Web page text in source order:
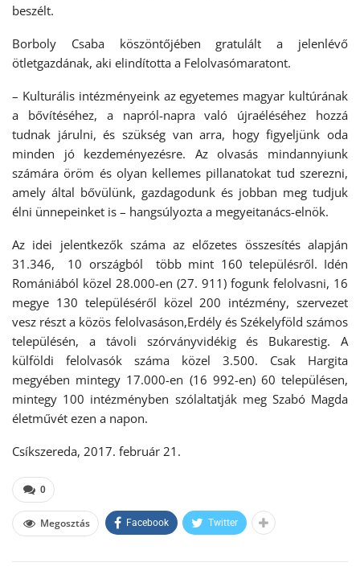
beszélt.
Borboly Csaba köszöntőjében gratulált a jelenlévő
ötletgazdának, aki elindította a Felolvasómaratont.
– Kulturális intézményeink az egyetemes magyar kultúrának
a bővítéséhez, a napról-napra való újraéléséhez hozzá
tudnak járulni, és szükség van arra, hogy figyeljünk oda
minden jó kezdeményezésre. Az olvasás mindannyiunk
számára öröm és olyan kellemes pillanatokat tud szerezni,
amely által bővülünk, gazdagodunk és jobban meg tudjuk
élni ünnepeinket is – hangsúlyozta a megyeitanács-elnök.
Az idei jelentkezők száma az előzetes összesítés alapján
31.346, 10 országból több mint 160 településről. Idén
Romániából közel 28.000-en (27. 911) fogunk felolvasni, 16
megye 130 településéről közel 200 intézmény, szervezet
vesz részt a közös felolvasáson,Erdély és Székelyföld számos
településén, a távoli szórványvidékig és Bukarestig. A
külföldi felolvasók száma közel 3.500. Csak Hargita
megyében mintegy 17.000-en (16 992-en) 60 településen,
mintegy 100 intézményben szólaltatják meg Szabó Magda
életművét ezen a napon.
Csíkszereda, 2017. február 21.
0
Megosztás Facebook Twitter